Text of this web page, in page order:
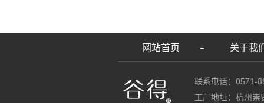
网站首页 关于我
联系电话：0571-
工厂地址：杭州崇